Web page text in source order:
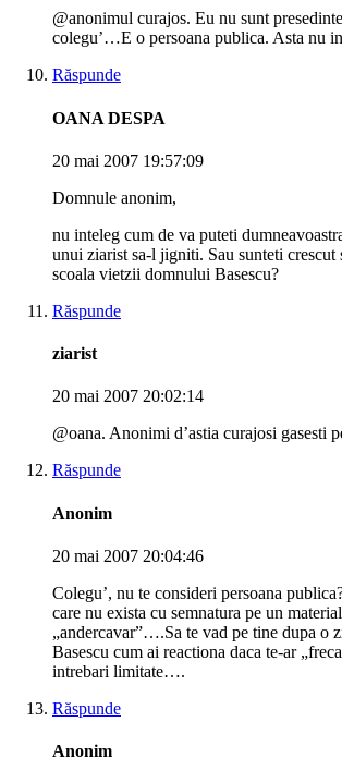
@anonimul curajos. Eu nu sunt
colegu’…E o persoana publica. Asta nu
Răspunde
OANA DESPA
20 mai 2007 19:57:09
Domnule anonim,
nu inteleg cum de va puteti
unui ziarist sa-l jigniti. Sau sunteti crescut
scoala vietzii domnului Basescu?
Răspunde
ziarist
20 mai 2007 20:02:14
@oana. Anonimi d’astia curajosi gasesti
Răspunde
Anonim
20 mai 2007 20:04:46
Colegu’, nu te consideri persoana
care nu exista cu semnatura pe un
„andercavar”….Sa te vad pe tine dupa o
Basescu cum ai reactiona daca te-ar
intrebari limitate….
Răspunde
Anonim